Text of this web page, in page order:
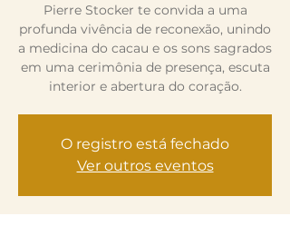
Pierre Stocker te convida a uma
profunda vivência de reconexão, unindo
a medicina do cacau e os sons sagrados
em uma cerimônia de presença, escuta
interior e abertura do coração.
O registro está fechado
Ver outros eventos